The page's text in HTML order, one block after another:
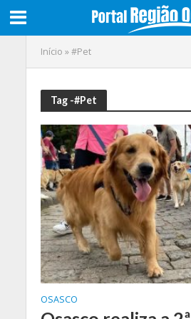
Início »#Pet
Tag -#Pet
OSASCO